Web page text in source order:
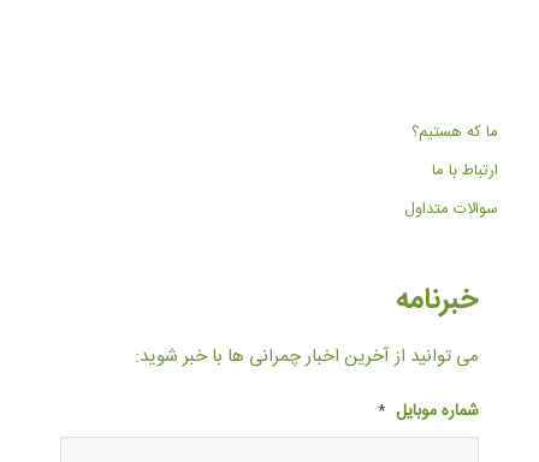
ما که هستیم؟
ارتباط با ما
سوالات متداول
خبرنامه
می توانید از آخرین اخبار چمرانی ها با خبر شوید:
شماره موبایل *